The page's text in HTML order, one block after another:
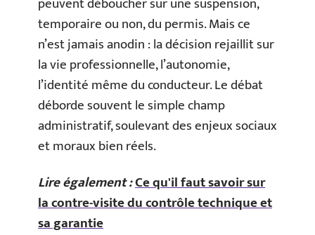
temporaire ou non, du permis. Mais ce
n’est jamais anodin : la décision rejaillit sur
la vie professionnelle, l’autonomie,
l’identité même du conducteur. Le débat
déborde souvent le simple champ
administratif, soulevant des enjeux sociaux
et moraux bien réels.
Lire également :Ce qu'il faut savoir sur
la contre-visite du contrôle technique et
sa garantie